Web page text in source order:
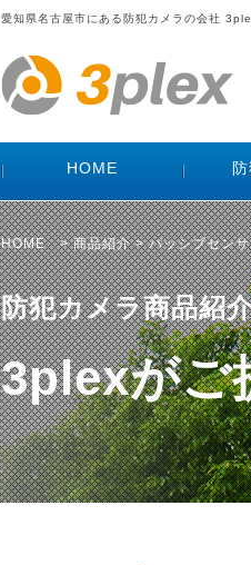
愛知県名古屋市にある防犯カメラの会社
HOME
HOME>商品紹介> パッシブセン
防犯カメラ商品紹
3plexがご